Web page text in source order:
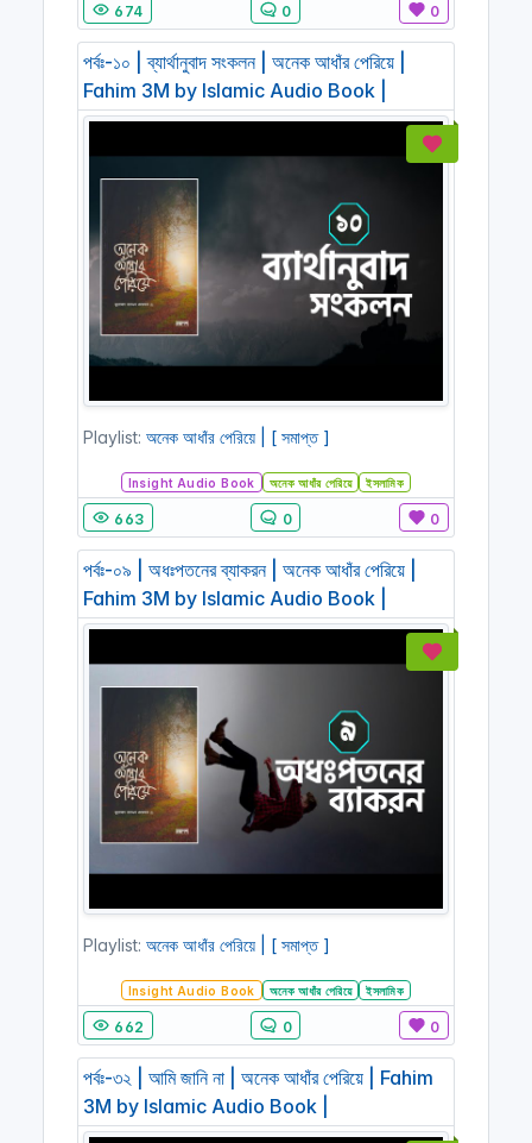
674 0 0
পর্বঃ-১০ | ব্যার্থানুবাদ সংকলন | অনেক আধাঁর পেরিয়ে |
Fahim 3M by Islamic Audio Book |
Playlist: অনেক আধাঁর পেরিয়ে | [ সমাপ্ত ]
Insight Audio Book অনেক আধাঁর পেরিয়ে ইসলামিক
663 0 0
পর্বঃ-০৯ | অধঃপতনের ব্যাকরন | অনেক আধাঁর পেরিয়ে |
Fahim 3M by Islamic Audio Book |
Playlist: অনেক আধাঁর পেরিয়ে | [ সমাপ্ত ]
Insight Audio Book অনেক আধাঁর পেরিয়ে ইসলামিক
662 0 0
পর্বঃ-৩২ | আমি জানি না | অনেক আধাঁর পেরিয়ে | Fahim
3M by Islamic Audio Book |